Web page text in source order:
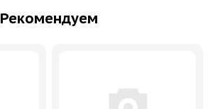
Рекомендуем